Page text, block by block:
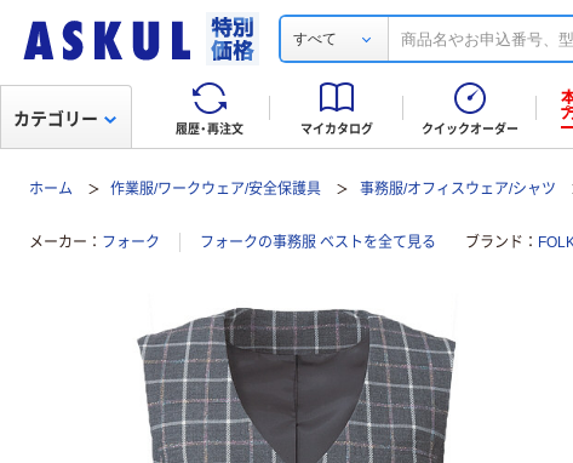
すべて
履歴・再注文 マイカタログ クイックオーダー
カテゴリー
ホーム 作業服/ワークウェア/安全保護具 事務服/オフィスウェア/シャツ
メーカー フォーク フォークの事務服 ベストを全て見る ブランド